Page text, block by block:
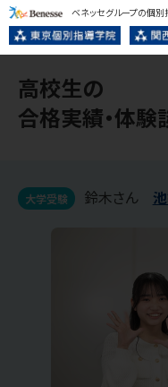
ベネッセグループの個
高校生の
合格実績・体験
大学受験 鈴木さん